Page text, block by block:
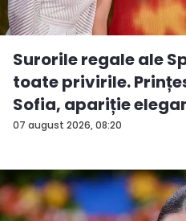
07 august 2026, 08:20
Surorile regale ale
toate privirile.
Sofia, apariție